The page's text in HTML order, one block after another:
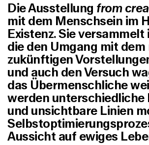
Die Ausstellung from
mit dem Menschsein im
Existenz. Sie
die den Umgang mit
zukünftigen
und auch den Versuch
das Übermenschliche
werden
und unsichtbare Linien
Aussicht auf ewiges